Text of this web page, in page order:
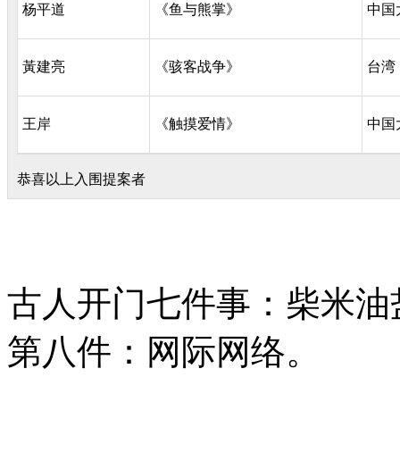
杨平道 《鱼与熊掌》 中国
黃建亮 《骇客战争》 台湾
王岸 《触摸爱情》 中国
恭喜以上入围提案者
古人开门七件事：柴米
第八件：网际网络。